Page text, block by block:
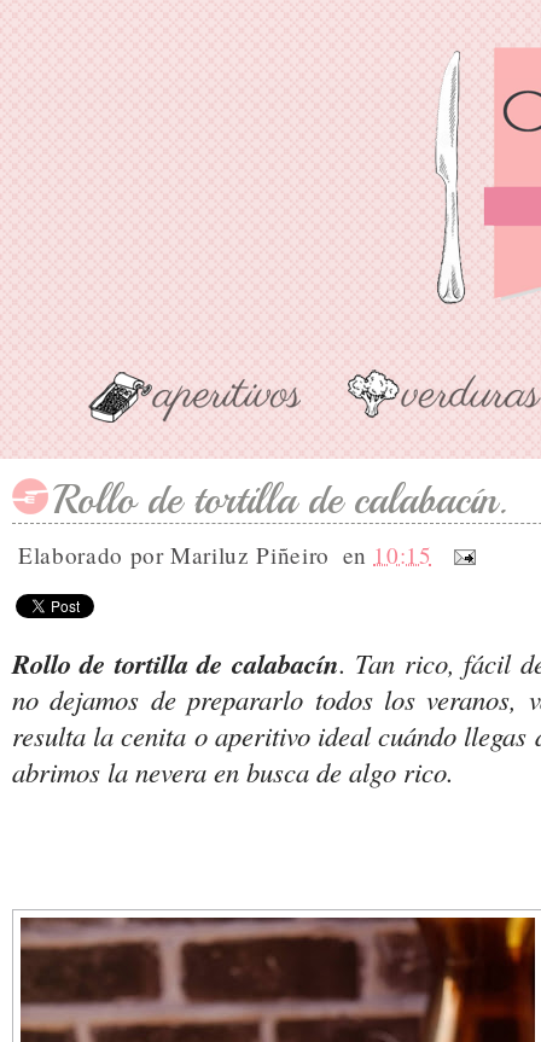
Rollo de tortilla de calabacín.
Elaborado porMariluz Piñeiro en 10:15
Rollo de tortilla de calabacín. Tan rico, fácil
no dejamos de prepararlo todos los veranos,
resulta la cenita o aperitivo ideal cuándo
abrimos la nevera en busca de algo rico.